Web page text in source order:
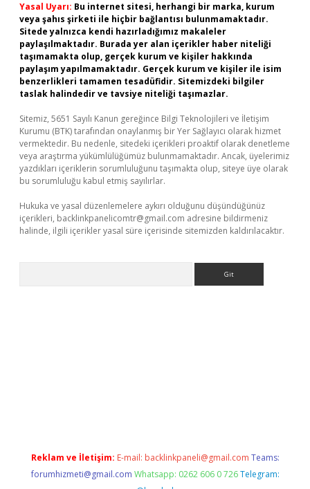
Yasal Uyarı: Bu internet sitesi, herhangi bir marka, kurum
veya şahıs şirketi ile hiçbir bağlantısı bulunmamaktadır.
Sitede yalnızca kendi hazırladığımız makaleler
paylaşılmaktadır. Burada yer alan içerikler haber niteliği
taşımamakta olup, gerçek kurum ve kişiler hakkında
paylaşım yapılmamaktadır. Gerçek kurum ve kişiler ile isim
benzerlikleri tamamen tesadüfidir. Sitemizdeki bilgiler
taslak halindedir ve tavsiye niteliği taşımazlar.
Sitemiz, 5651 Sayılı Kanun gereğince Bilgi Teknolojileri ve İletişim
Kurumu (BTK) tarafından onaylanmış bir Yer Sağlayıcı olarak hizmet
vermektedir. Bu nedenle, sitedeki içerikleri proaktif olarak denetleme
veya araştırma yükümlülüğümüz bulunmamaktadır. Ancak, üyelerimiz
yazdıkları içeriklerin sorumluluğunu taşımakta olup, siteye üye olarak
bu sorumluluğu kabul etmiş sayılırlar.
Hukuka ve yasal düzenlemelere aykırı olduğunu düşündüğünüz
içerikleri, backlinkpanelicomtr@gmail.com adresine bildirmeniz
halinde, ilgili içerikler yasal süre içerisinde sitemizden kaldırılacaktır.
Reklam ve İletişim: E-mail: backlinkpaneli@gmail.com Teams:
forumhizmeti@gmail.com Whatsapp: 0262 606 0 726 Telegram: